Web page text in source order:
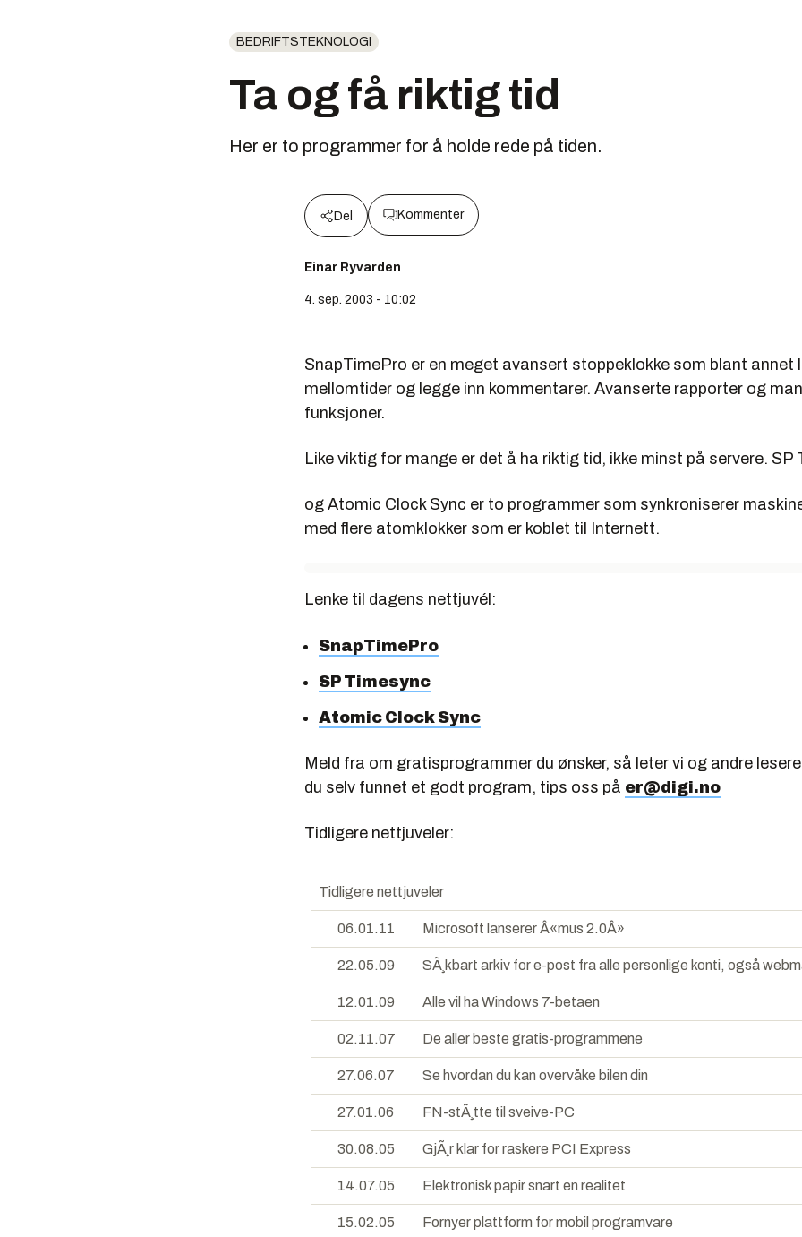
BEDRIFTSTEKNOLOGI
Ta og få riktig tid
Her er to programmer for å holde rede på tiden.
Del Kommenter
Einar Ryvarden
4. sep. 2003 - 10:02
SnapTimePro er en meget avansert stoppeklokke som blant annet
mellomtider og legge inn kommentarer. Avanserte rapporter og
funksjoner.
Like viktig for mange er det å ha riktig tid, ikke minst på servere. SP
og Atomic Clock Sync er to programmer som synkroniserer
med flere atomklokker som er koblet til Internett.
Lenke til dagens nettjuvél:
SnapTimePro
SP Timesync
Atomic Clock Sync
Meld fra om gratisprogrammer du ønsker, så leter vi og andre
du selv funnet et godt program, tips oss på er@digi.no
Tidligere nettjuveler:
Tidligere nettjuveler
06.01.11 Microsoft lanserer Â«mus 2.0Â»
22.05.09 SÃ¸kbart arkiv for e-post fra alle personlige konti, også
12.01.09 Alle vil ha Windows 7-betaen
02.11.07 De aller beste gratis-programmene
27.06.07 Se hvordan du kan overvåke bilen din
27.01.06 FN-stÃ¸tte til sveive-PC
30.08.05 GjÃ¸r klar for raskere PCI Express
14.07.05 Elektronisk papir snart en realitet
15.02.05 Fornyer plattform for mobil programvare